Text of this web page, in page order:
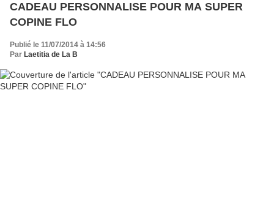
CADEAU PERSONNALISE POUR MA SUPER
COPINE FLO
Publié le 11/07/2014 à 14:56
Par Laetitia de La B